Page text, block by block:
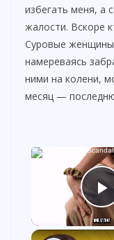
избегать меня, а
жалости. Вскоре
Суровые женщины
намереваясь
ними на колени,
месяц —